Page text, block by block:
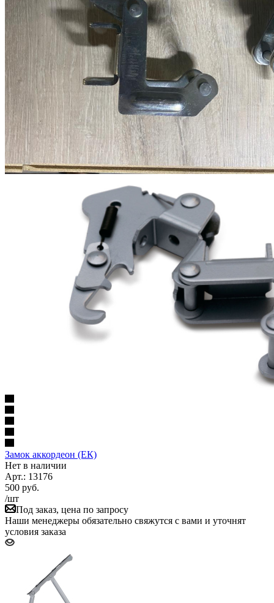
Замок аккордеон (ЕК)
Нет в наличии
Арт.: 13176
500 руб.
/шт
Под заказ, цена по запросу
Наши менеджеры обязательно свяжутся с вами и уточнят
условия заказа